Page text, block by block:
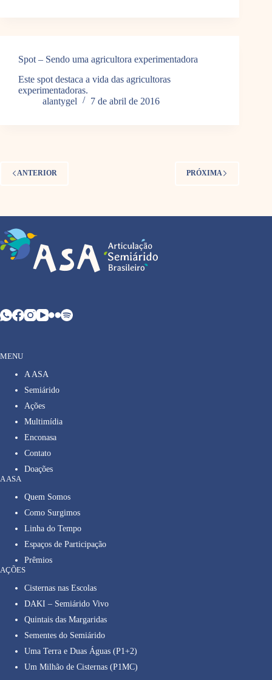
Spot – Sendo uma agricultora experimentadora
Este spot destaca a vida das agricultoras
experimentadoras.
alantygel
7 de abril de 2016
ANTERIOR PRÓXIMA
MENU
A ASA
Semiárido
Ações
Multimídia
Enconasa
Contato
Doações
A ASA
Quem Somos
Como Surgimos
Linha do Tempo
Espaços de Participação
Prêmios
AÇÕES
Cisternas nas Escolas
DAKI – Semiárido Vivo
Quintais das Margaridas
Sementes do Semiárido
Uma Terra e Duas Águas (P1+2)
Um Milhão de Cisternas (P1MC)